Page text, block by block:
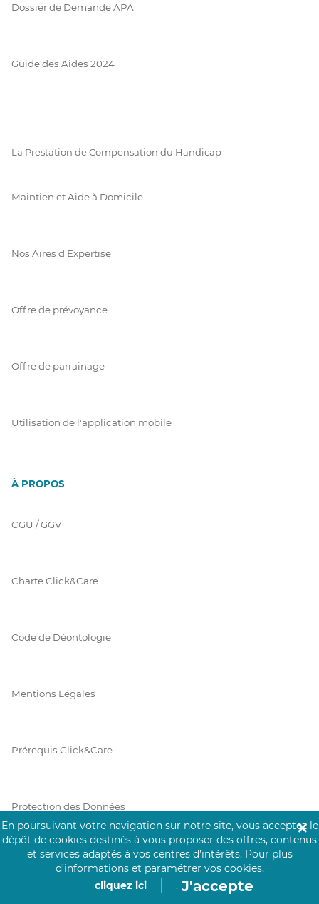
Dossier de Demande APA
Guide des Aides 2024
La Prestation de Compensation du Handicap
Maintien et Aide à Domicile
Nos Aires d'Expertise
Offre de prévoyance
Offre de parrainage
Utilisation de l'application mobile
À PROPOS
CGU / GGV
Charte Click&Care
Code de Déontologie
Mentions Légales
Prérequis Click&Care
Protection des Données
En poursuivant votre navigation sur notre site, vous acceptez le
dépôt de cookies destinés à vous proposer des offres, contenus
et services adaptés à vos centres d’intérêts. Pour plus
d’informations et paramétrer vos cookies,
cliquez ici
. J'accepte
✕